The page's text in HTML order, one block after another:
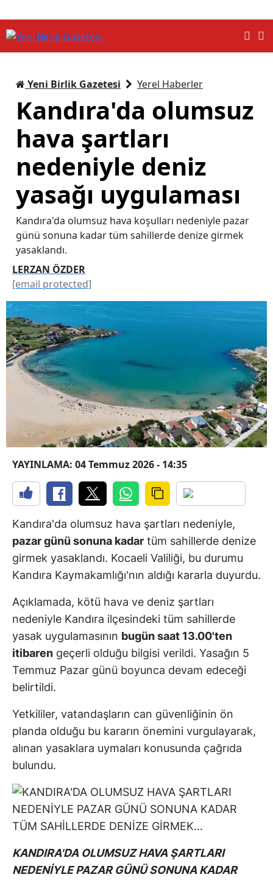
Yeni Birlik Gazetesi Yerel Haberler
Kandıra'da olumsuz
hava şartları
nedeniyle deniz
yasağı uygulaması
Kandıra'da olumsuz hava koşulları nedeniyle pazar
günü sonuna kadar tüm sahillerde denize girmek
yasaklandı.
LERZAN ÖZDER
[email protected]
YAYINLAMA: 04 Temmuz 2026 - 14:35
Kandıra'da olumsuz hava şartları nedeniyle,
pazar günü sonuna kadar tüm sahillerde denize
girmek yasaklandı. Kocaeli Valiliği, bu durumu
Kandıra Kaymakamlığı'nın aldığı kararla duyurdu.
Açıklamada, kötü hava ve deniz şartları
nedeniyle Kandıra ilçesindeki tüm sahillerde
yasak uygulamasının bugün saat 13.00'ten
itibaren geçerli olduğu bilgisi verildi. Yasağın 5
Temmuz Pazar günü boyunca devam edeceği
belirtildi.
Yetkililer, vatandaşların can güvenliğinin ön
planda olduğu bu kararın önemini vurgulayarak,
alınan yasaklara uymaları konusunda çağrıda
bulundu.
KANDIRA'DA OLUMSUZ HAVA ŞARTLARI
NEDENİYLE PAZAR GÜNÜ SONUNA KADAR